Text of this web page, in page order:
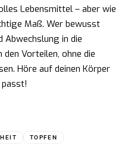
Lebensmittel – aber wie
Maß. Wer bewusst
Abwechslung in die
Vorteilen, ohne die
Höre auf deinen Körper
passt!
TOPFEN